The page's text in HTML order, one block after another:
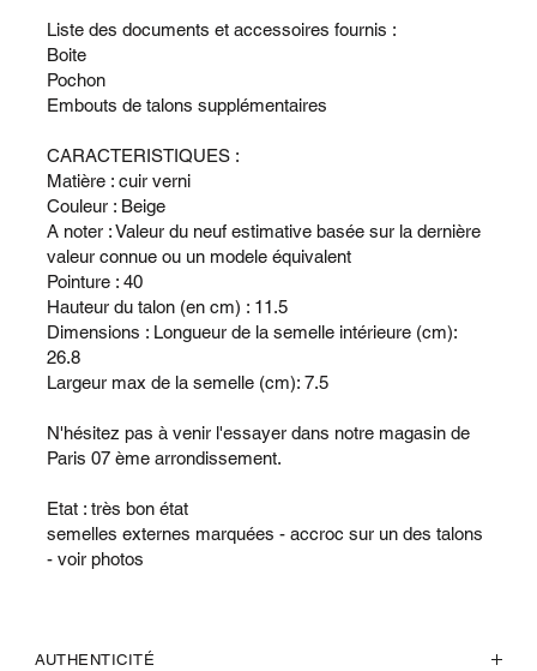
Liste des documents et accessoires fournis :
Boite
Pochon
Embouts de talons supplémentaires
CARACTERISTIQUES :
Matière : cuir verni
Couleur : Beige
A noter : Valeur du neuf estimative basée sur la dernière
valeur connue ou un modele équivalent
Pointure : 40
Hauteur du talon (en cm) : 11.5
Dimensions : Longueur de la semelle intérieure (cm):
26.8
Largeur max de la semelle (cm): 7.5
N'hésitez pas à venir l'essayer dans notre magasin de
Paris 07 ème arrondissement.
Etat : très bon état
semelles externes marquées - accroc sur un des talons
- voir photos
AUTHENTICITÉ